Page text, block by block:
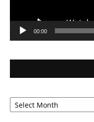
00:00
Arsip
Berita